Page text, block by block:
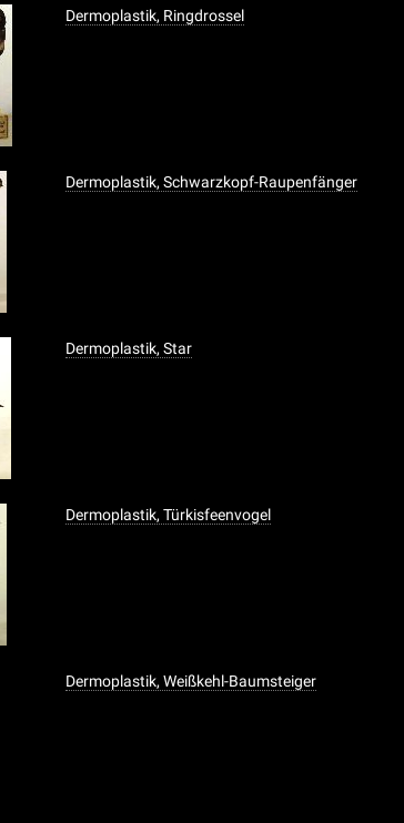
Dermoplastik, Ringdrossel
Dermoplastik, Schwarzkopf-Raupenfänger
Dermoplastik, Star
Dermoplastik, Türkisfeenvogel
Dermoplastik, Weißkehl-Baumsteiger